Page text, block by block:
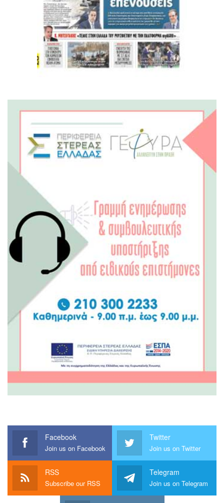
Facebook
Join us on Facebook
Twitter
Join us on Twitter
RSS
Subscribe our RSS
Telegram
Join us on Telegram